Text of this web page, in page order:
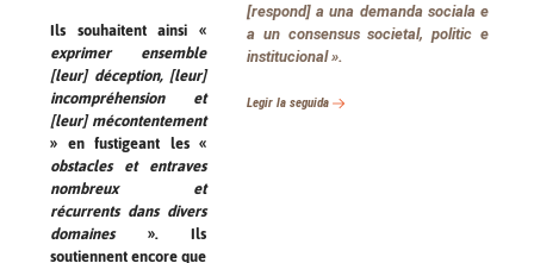
Ils souhaitent ainsi «
exprimer ensemble
[leur] déception, [leur]
incompréhension et
[leur] mécontentement
» en fustigeant les «
obstacles et entraves
nombreux et
récurrents dans divers
domaines». Ils
soutiennent encore que
[respond] a una demanda sociala e
a un consensus societal, politic e
institucional».
Legir la seguida